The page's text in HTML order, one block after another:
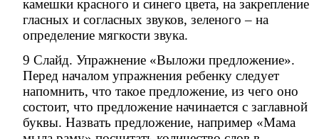
камешки красного и синего цвета, на закрепление
гласных и согласных звуков, зеленого – на
определение мягкости звука.
9 Слайд. Упражнение «Выложи предложение».
Перед началом упражнения ребенку следует
напомнить, что такое предложение, из чего оно
состоит, что предложение начинается с заглавной
буквы. Назвать предложение, например «Мама